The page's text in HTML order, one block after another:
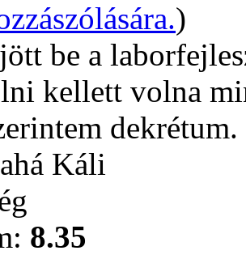
)
be a
kellett volna
dekrétum.
Káli
8.35